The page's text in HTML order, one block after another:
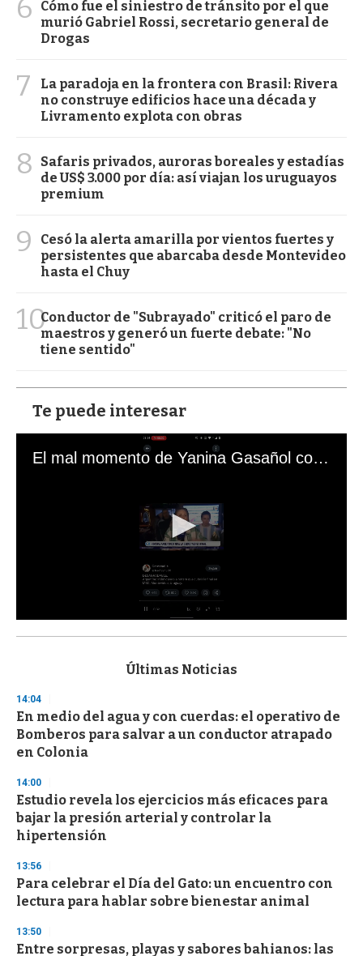
6
Cómo fue el siniestro de tránsito por el que
murió Gabriel Rossi, secretario general de
Drogas
7
La paradoja en la frontera con Brasil: Rivera
no construye edificios hace una década y
Livramento explota con obras
8
Safaris privados, auroras boreales y estadías
de US$ 3.000 por día: así viajan los uruguayos
premium
9
Cesó la alerta amarilla por vientos fuertes y
persistentes que abarcaba desde Montevideo
hasta el Chuy
10Conductor de "Subrayado" criticó el paro de
maestros y generó un fuerte debate: "No
tiene sentido"
Te puede interesar
El mal momento de Yanina Gasañol con un hincha argentino en "Subrayado"
s
d
s
o
f
3
s
e
c
o
n
Últimas Noticias
14:04
En medio del agua y con cuerdas: el operativo de
Bomberos para salvar a un conductor atrapado
en Colonia
14:00
Estudio revela los ejercicios más eficaces para
bajar la presión arterial y controlar la
hipertensión
13:56
Para celebrar el Día del Gato: un encuentro con
lectura para hablar sobre bienestar animal
13:50
Entre sorpresas, playas y sabores bahianos: las